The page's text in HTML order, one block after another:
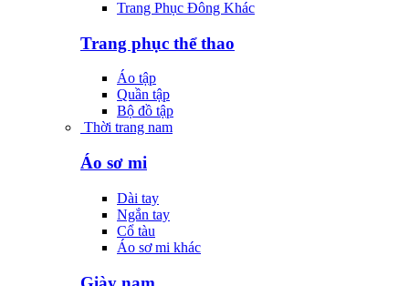
Trang Phục Đông Khác
Trang phục thể thao
Áo tập
Quần tập
Bộ đồ tập
Thời trang nam
Áo sơ mi
Dài tay
Ngắn tay
Cổ tàu
Áo sơ mi khác